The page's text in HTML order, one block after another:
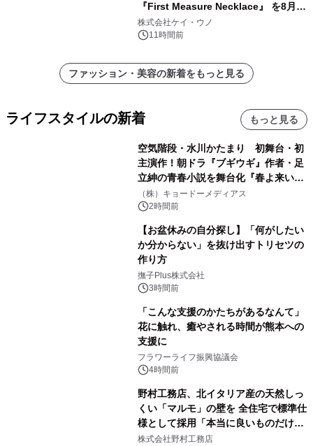
『First Measure Necklace』 を8月14
日(金)に発売
株式会社ケイ・ウノ
11時間前
ファッション・美容の新着をもっと見る
ライフスタイルの新着 もっと見る
空気階段・水川かたまり 初舞台・初
主演作！朝ドラ『ブギウギ』作者・足
立紳の青春小説を舞台化『春よ来い、
マジで来い』キービジュアル解禁！
（株）キョードーメディアス
2時間前
【お盆休みの自分探し】「何がしたい
か分からない」を抜け出すトリセツの
作り方
撫子Plus株式会社
3時間前
「こんな支援のかたちがあるなんて」
花に触れ、癒やされる時間が熊本への
支援に
フラワーライフ振興協議会
4時間前
野村工務店、北イタリア産の天然しっ
くい「マルモ」の壁を 全住宅で標準仕
様として採用「本当に良いものだけに
こだわる」
株式会社野村工務店